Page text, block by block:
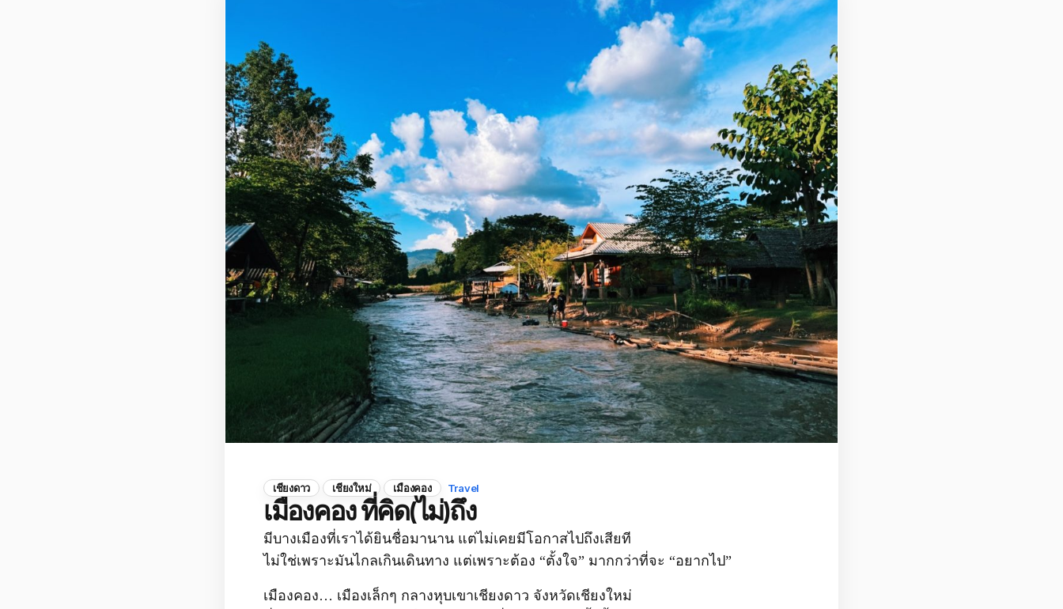
เชียงดาว เชียงใหม่ เมืองคอง Travel
เมืองคอง ที่คิด(ไม่)ถึง
มีบางเมืองที่เราได้ยินชื่อมานาน แต่ไม่เคยมีโอกาสไปถึงเสียที
ไม่ใช่เพราะมันไกลเกินเดินทาง แต่เพราะต้อง “ตั้งใจ” มากกว่าที่จะ “อยากไป”
เมืองคอง… เมืองเล็กๆ กลางหุบเขาเชียงดาว จังหวัดเชียงใหม่